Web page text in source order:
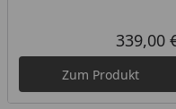
339,00
Zum Produkt